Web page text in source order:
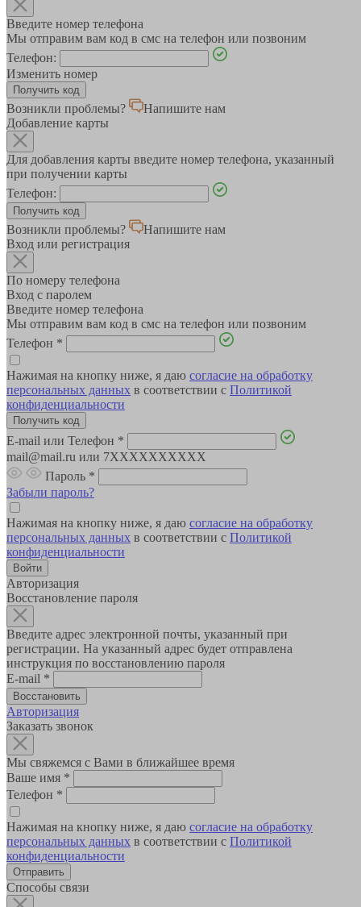
Введите номер телефона
Мы отправим вам код в смс на телефон или позвоним
Телефон:
Изменить номер
Возникли проблемы?
Напишите нам
Добавление карты
Для добавления карты введите номер телефона, указанный
при получении карты
Телефон:
Возникли проблемы?
Напишите нам
Вход или регистрация
По номеру телефона
Вход с паролем
Введите номер телефона
Мы отправим вам код в смс на телефон или позвоним
Телефон *
Нажимая на кнопку ниже, я даю согласие на обработку
персональных данных в соответствии с Политикой
конфиденциальности
E-mail или Телефон *
mail@mail.ru или 7XXXXXXXXXX
Пароль *
Забыли пароль?
Нажимая на кнопку ниже, я даю согласие на обработку
персональных данных в соответствии с Политикой
конфиденциальности
Авторизация
Восстановление пароля
Введите адрес электронной почты, указанный при
регистрации. На указанный адрес будет отправлена
инструкция по восстановлению пароля
E-mail *
Авторизация
Заказать звонок
Мы свяжемся с Вами в ближайшее время
Ваше имя *
Телефон *
Нажимая на кнопку ниже, я даю согласие на обработку
персональных данных в соответствии с Политикой
конфиденциальности
Способы связи